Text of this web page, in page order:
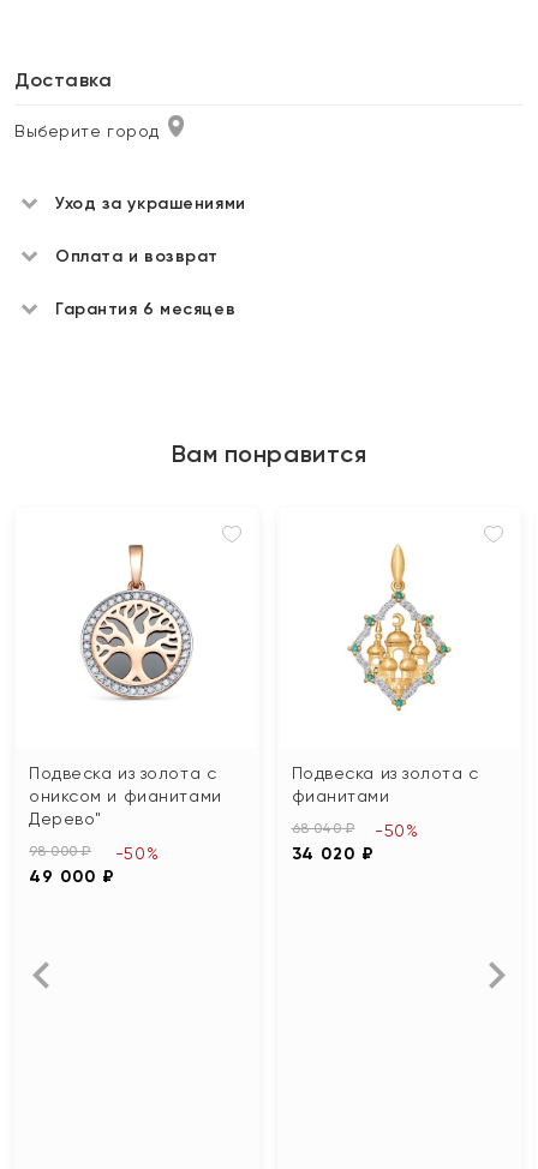
Доставка
Выберите город
Уход за украшениями
Оплата и возврат
Гарантия 6 месяцев
Вам понравится
Подвеска из золота с
ониксом и фианитами
Дерево"
98 000 ₽
49 000 ₽
-50%
Подвеска из золота с
фианитами
68 040 ₽
34 020 ₽
-50%